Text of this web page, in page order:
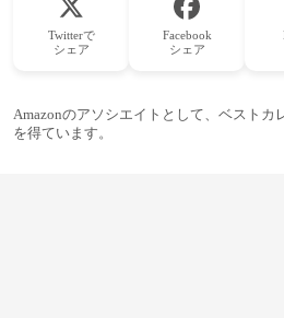
Twitterで
シェア
Facebook
シェア
Amazonのアソシエイトとして、ベストカ
を得ています。